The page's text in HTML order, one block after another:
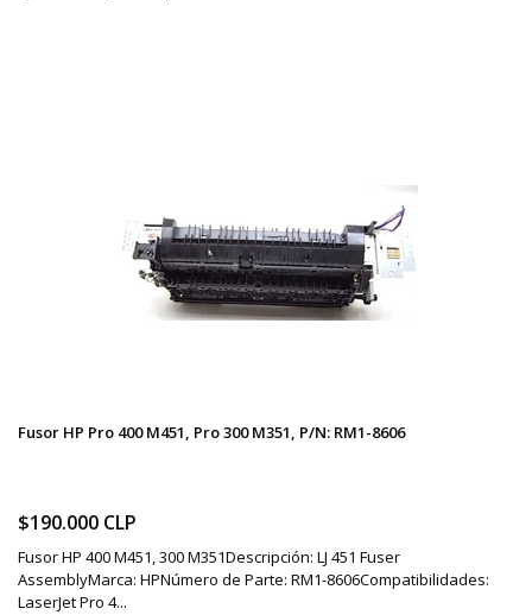
Fusor HP Pro 400 M451, Pro 300 M351, P/N: RM1-8606
$190.000 CLP
Fusor HP 400 M451, 300 M351Descripción: LJ 451 Fuser
AssemblyMarca: HPNúmero de Parte: RM1-8606Compatibilidades:
LaserJet Pro 4...